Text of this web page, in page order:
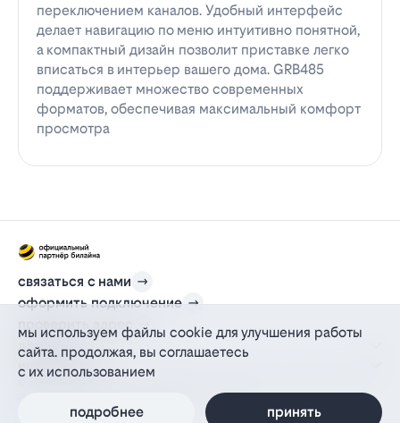
переключением каналов. Удобный интерфейс
делает навигацию по меню интуитивно понятной,
а компактный дизайн позволит приставке легко
вписаться в интерьер вашего дома. GRB485
поддерживает множество современных
форматов, обеспечивая максимальный комфорт
просмотра
связаться с нами
оформить подключение
проверить адрес
для дома
информация
действующий на основании агентского договора
политика персональных данных
мы используем файлы cookie для улучшения работы
сайта. продолжая, вы соглашаетесь
с их использованием
подробнее принять